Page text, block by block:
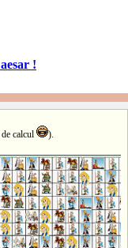
!
calcul ).